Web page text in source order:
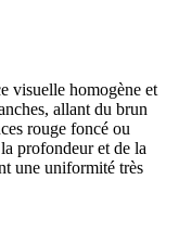
visuelle homogène et
allant du brun
rouge foncé ou
profondeur et de la
une uniformité très